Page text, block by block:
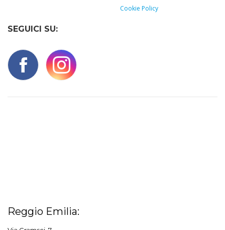
Cookie Policy
SEGUICI SU:
Reggio Emilia: